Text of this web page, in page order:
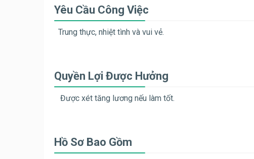
Yêu Cầu Công Việc
Trung thực, nhiệt tình và vui vẻ.
Quyền Lợi Được Hưởng
Được xét tăng lương nếu làm tốt.
Hồ Sơ Bao Gồm